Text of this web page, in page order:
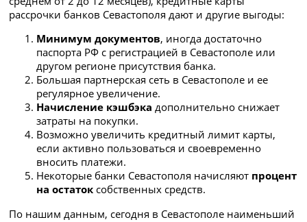
рассрочки банков Севастополя дают и другие выгоды:
Минимум документов, иногда достаточно
паспорта РФ с регистрацией в Севастополе или
другом регионе присутствия банка.
Большая партнерская сеть в Севастополе и ее
регулярное увеличение.
Начисление кэшбэка дополнительно снижает
затраты на покупки.
Возможно увеличить кредитный лимит карты,
если активно пользоваться и своевременно
вносить платежи.
Некоторые банки Севастополя начисляют процент
на остаток собственных средств.
По нашим данным, сегодня в Севастополе наименьший